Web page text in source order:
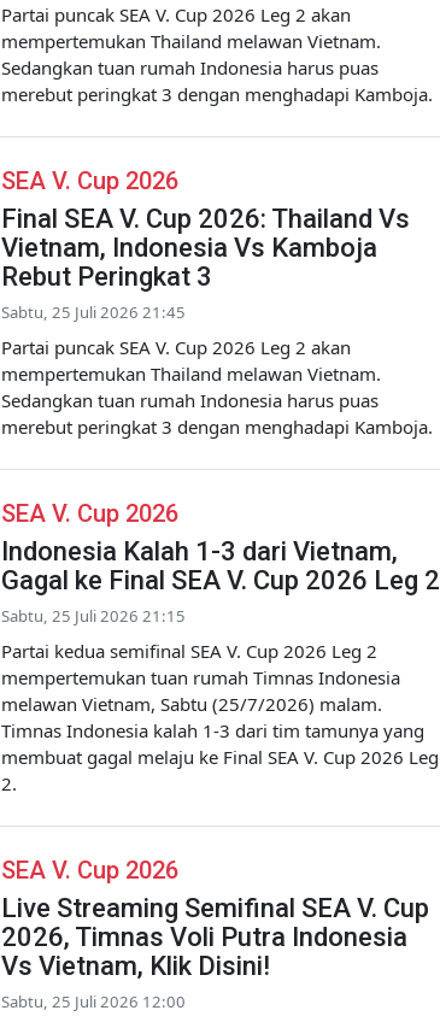
Partai puncak SEA V. Cup 2026 Leg 2 akan
mempertemukan Thailand melawan Vietnam.
Sedangkan tuan rumah Indonesia harus puas
merebut peringkat 3 dengan menghadapi Kamboja.
SEA V. Cup 2026
Final SEA V. Cup 2026: Thailand Vs
Vietnam, Indonesia Vs Kamboja
Rebut Peringkat 3
Sabtu, 25 Juli 2026 21:45
Partai puncak SEA V. Cup 2026 Leg 2 akan
mempertemukan Thailand melawan Vietnam.
Sedangkan tuan rumah Indonesia harus puas
merebut peringkat 3 dengan menghadapi Kamboja.
SEA V. Cup 2026
Indonesia Kalah 1-3 dari Vietnam,
Gagal ke Final SEA V. Cup 2026 Leg 2
Sabtu, 25 Juli 2026 21:15
Partai kedua semifinal SEA V. Cup 2026 Leg 2
mempertemukan tuan rumah Timnas Indonesia
melawan Vietnam, Sabtu (25/7/2026) malam.
Timnas Indonesia kalah 1-3 dari tim tamunya yang
membuat gagal melaju ke Final SEA V. Cup 2026 Leg
2.
SEA V. Cup 2026
Live Streaming Semifinal SEA V. Cup
2026, Timnas Voli Putra Indonesia
Vs Vietnam, Klik Disini!
Sabtu, 25 Juli 2026 12:00